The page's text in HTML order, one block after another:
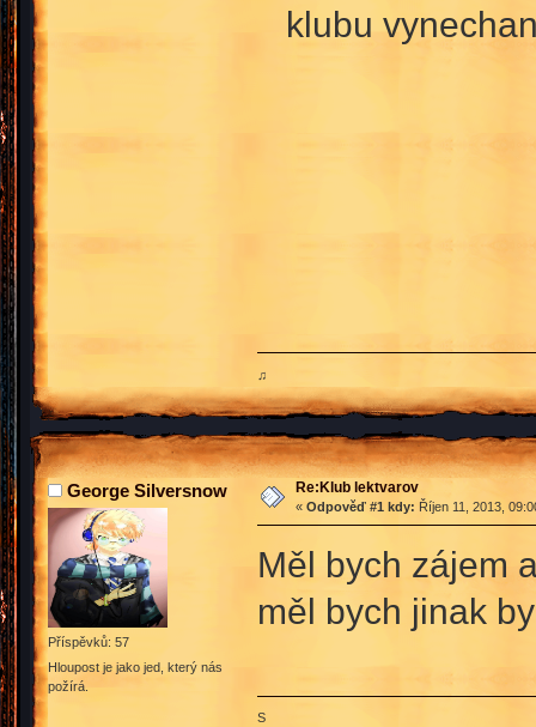
klubu
♫
George Silversnow
Příspěvků: 57
Hloupost je jako jed, který nás
požírá.
Re:Klub lektvarov
« Odpověď #1 kdy: Říjen 11, 2013,
Měl bych zájem
měl bych jinak
S